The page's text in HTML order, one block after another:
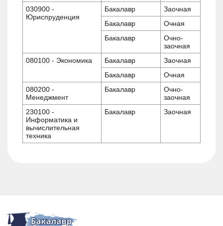
030900 -
Юриспруденция
Бакалавр
Заочная
Бакалавр
Очная
Бакалавр
Очно-
заочная
080100 - Экономика
Бакалавр
Заочная
Бакалавр
Очная
080200 -
Менеджмент
Бакалавр
Очно-
заочная
230100 -
Информатика и
вычислительная
техника
Бакалавр Заочная